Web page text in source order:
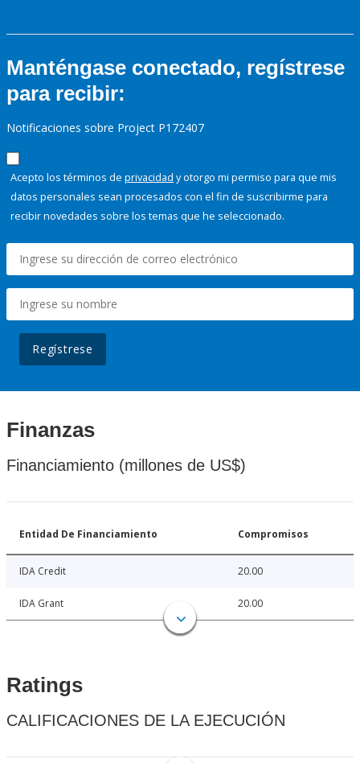
Manténgase conectado, regístrese
para recibir:
Notificaciones sobre Project P172407
Acepto los términos de privacidad y otorgo mi permiso para que mis
datos personales sean procesados con el fin de suscribirme para
recibir novedades sobre los temas que he seleccionado.
Regístrese
Finanzas
Financiamiento (millones de US$)
Entidad De Financiamiento Compromisos
IDA Credit 20.00
IDA Grant 20.00
Ratings
CALIFICACIONES DE LA EJECUCIÓN